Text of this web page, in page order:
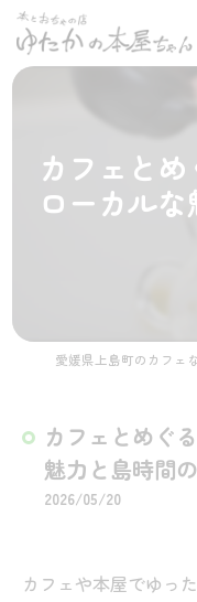
カフェと
ローカル
カフェとめぐ
魅力と島時間
2026/05/20
カフェや本屋でゆっ